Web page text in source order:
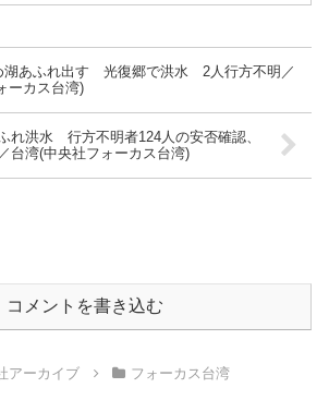
湖あふれ出す 光復郷で洪水 2人行方不明／
ーカス台湾)
れ洪水 行方不明者124人の安否確認、
台湾(中央社フォーカス台湾)
コメントを書き込む
アーカイブ フォーカス台湾